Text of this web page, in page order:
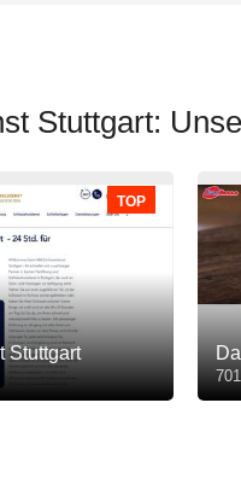
Stuttgart:
TOP
Stuttgart